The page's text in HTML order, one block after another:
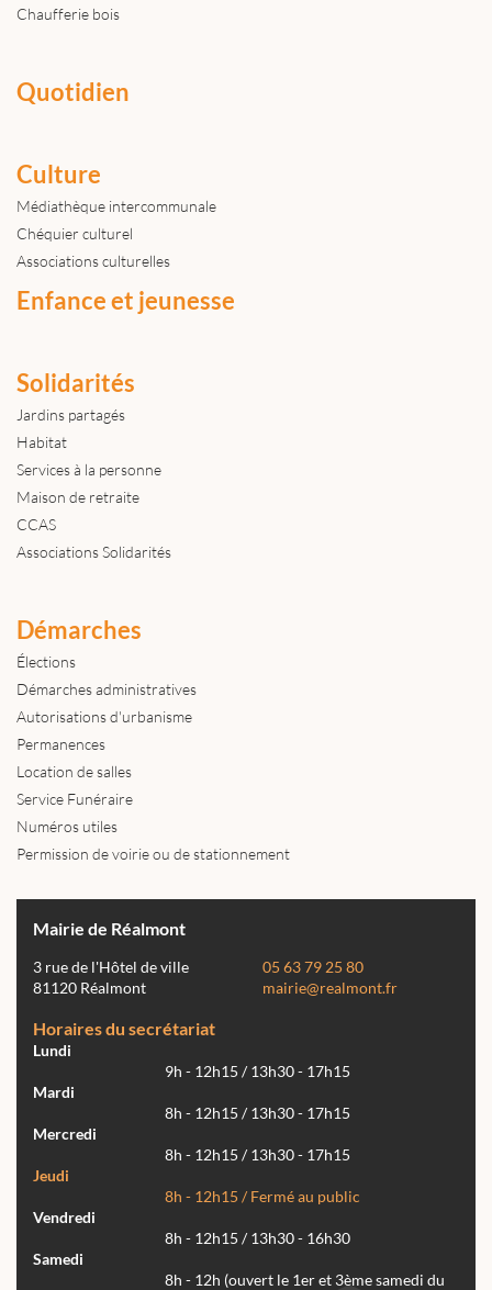
Chaufferie bois
Quotidien
Culture
Médiathèque intercommunale
Chéquier culturel
Associations culturelles
Enfance et jeunesse
Solidarités
Jardins partagés
Habitat
Services à la personne
Maison de retraite
CCAS
Associations Solidarités
Démarches
Élections
Démarches administratives
Autorisations d'urbanisme
Permanences
Location de salles
Service Funéraire
Numéros utiles
Permission de voirie ou de stationnement
Mairie de Réalmont
3 rue de l'Hôtel de ville
81120 Réalmont
05 63 79 25 80
mairie@realmont.fr
Horaires du secrétariat
Lundi
9h - 12h15 / 13h30 - 17h15
Mardi
8h - 12h15 / 13h30 - 17h15
Mercredi
8h - 12h15 / 13h30 - 17h15
Jeudi
8h - 12h15 / Fermé au public
Vendredi
8h - 12h15 / 13h30 - 16h30
Samedi
8h - 12h (ouvert le 1er et 3ème samedi du